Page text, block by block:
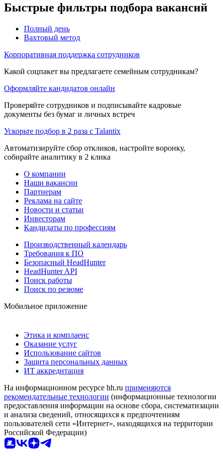
Быстрые фильтры подбора вакансий
Полный день
Вахтовый метод
Корпоративная поддержка сотрудников
Какой соцпакет вы предлагаете семейным сотрудникам?
Оформляйте кандидатов онлайн
Проверяйте сотрудников и подписывайте кадровые
документы без бумаг и личных встреч
Ускорьте подбор в 2 раза с Talantix
Автоматизируйте сбор откликов, настройте воронку,
собирайте аналитику в 2 клика
О компании
Наши вакансии
Партнерам
Реклама на сайте
Новости и статьи
Инвесторам
Кандидаты по профессиям
Производственный календарь
Требования к ПО
Безопасный HeadHunter
HeadHunter API
Поиск работы
Поиск по резюме
Мобильное приложение
Этика и комплаенс
Оказание услуг
Использование сайтов
Защита персональных данных
ИТ аккредитация
На информационном ресурсе hh.ru применяются
рекомендательные технологии (информационные технологии
предоставления информации на основе сбора, систематизации
и анализа сведений, относящихся к предпочтениям
пользователей сети «Интернет», находящихся на территории
Российской Федерации)